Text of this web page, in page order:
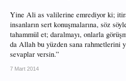
Yine Ali as valilerine emrediyor ki;
insanların sert konuşmalarına, söz
tahammül et; daralmayı, onlarla
da Allah bu yüzden sana rahmetlerini
sevaplar versin.”
7 Mart 2014